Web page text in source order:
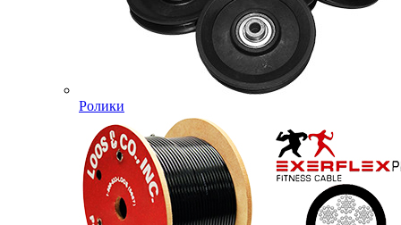
Ролики